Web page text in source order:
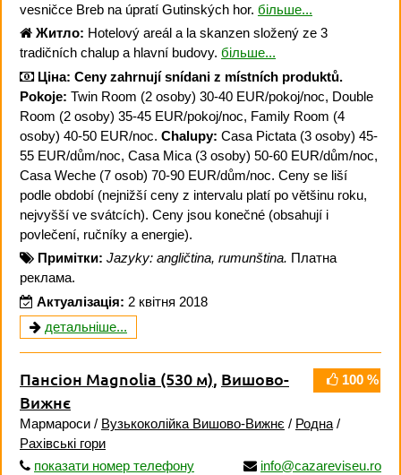
vesničce Breb na úpratí Gutinských hor. більше...
Житло: Hotelový areál a la skanzen složený ze 3
tradičních chalup a hlavní budovy. більше...
Ціна: Ceny zahrnují snídani z místních produktů.
Pokoje: Twin Room (2 osoby) 30-40 EUR/pokoj/noc, Double
Room (2 osoby) 35-45 EUR/pokoj/noc, Family Room (4
osoby) 40-50 EUR/noc. Chalupy: Casa Pictata (3 osoby) 45-
55 EUR/dům/noc, Casa Mica (3 osoby) 50-60 EUR/dům/noc,
Casa Weche (7 osob) 70-90 EUR/dům/noc. Ceny se liší
podle období (nejnižší ceny z intervalu platí po většinu roku,
nejvyšší ve svátcích). Ceny jsou konečné (obsahují i
povlečení, ručníky a energie).
Примітки: Jazyky: angličtina, rumunština. Платна
реклама.
Актуалізація: 2 квітня 2018
детальніше...
100 %
Пансіон Magnolia (530 м), Вишово-
Вижнє
Мармароси / Вузькоколійка Вишово-Вижнє / Родна /
Рахівські гори
показати номер телефону
info@cazareviseu.ro